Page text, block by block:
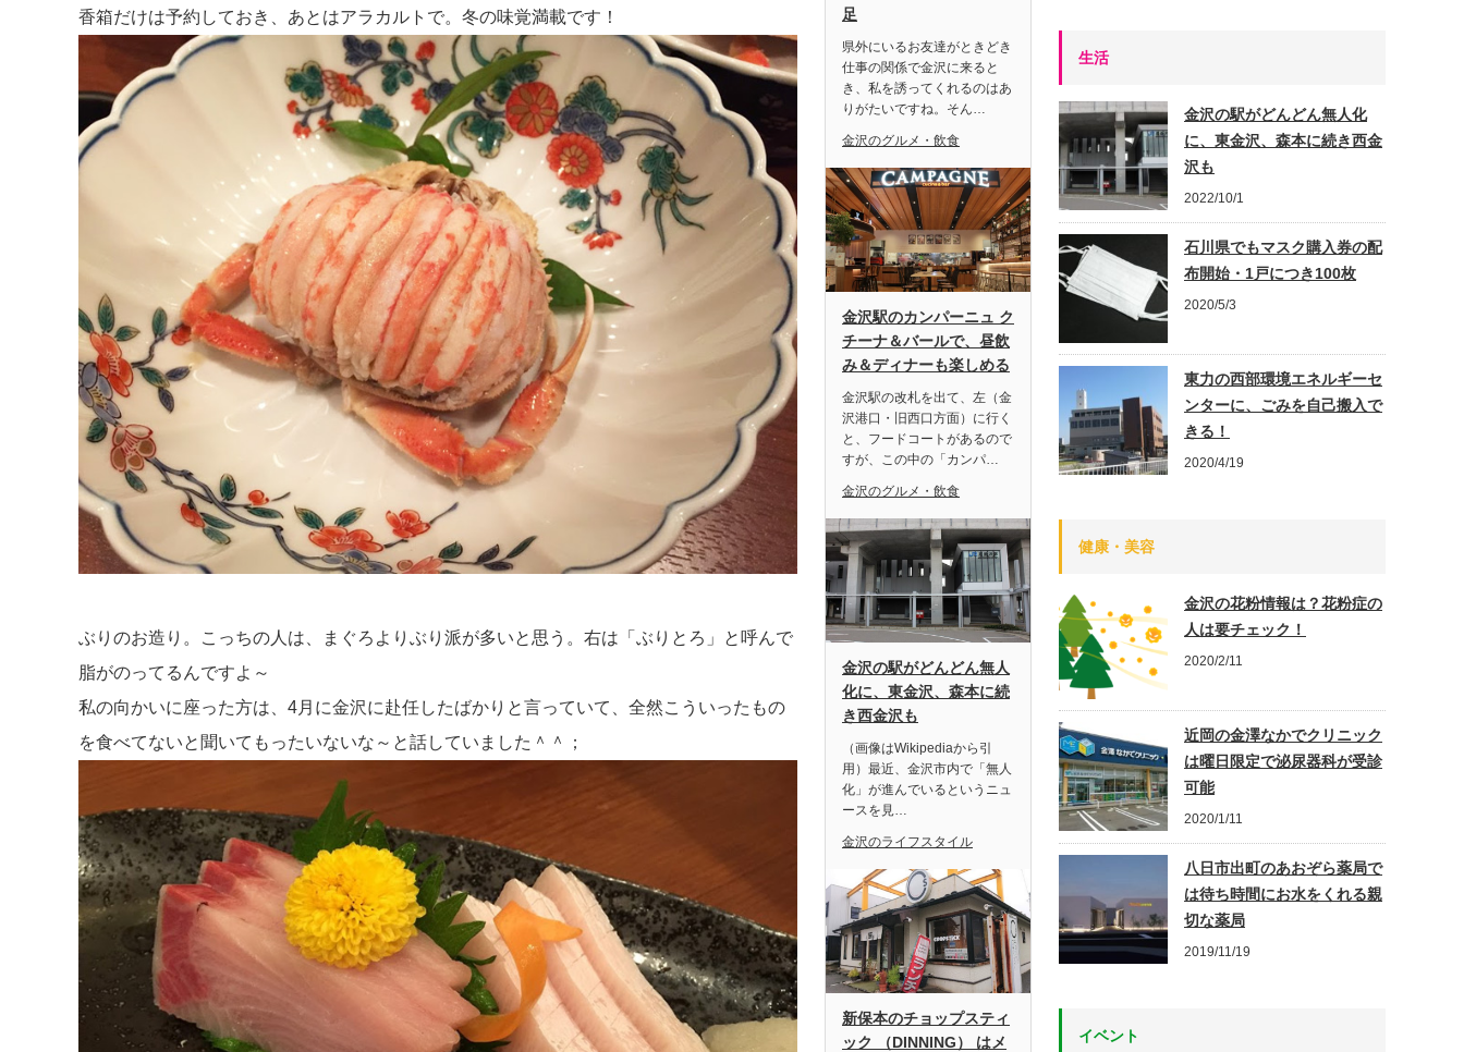
香箱だけは予約しておき、あとはアラカルトで。冬の味覚満載です！
ぶりのお造り。こっちの人は、まぐろよりぶり派が多いと思う。右は「ぶりとろ」と呼んで
脂がのってるんですよ～
私の向かいに座った方は、4月に金沢に赴任したばかりと言っていて、全然こういったもの
を食べてないと聞いてもったいないな～と話していました＾＾；
足
県外にいるお友達がときどき
仕事の関係で金沢に来ると
き、私を誘ってくれるのはあ
りがたいですね。そん…
金沢のグルメ・飲食
金沢駅のカンパーニュ ク
チーナ＆バールで、昼飲
み＆ディナーも楽しめる
金沢駅の改札を出て、左（金
沢港口・旧西口方面）に行く
と、フードコートがあるので
すが、この中の「カンパ…
金沢のグルメ・飲食
金沢の駅がどんどん無人
化に、東金沢、森本に続
き西金沢も
（画像はWikipediaから引
用）最近、金沢市内で「無人
化」が進んでいるというニュ
ースを見…
金沢のライフスタイル
新保本のチョップスティ
ック （DINNING） はメ
生活
金沢の駅がどんどん無人化
に、東金沢、森本に続き西金
沢も
2022/10/1
石川県でもマスク購入券の配
布開始・1戸につき100枚
2020/5/3
東力の西部環境エネルギーセ
ンターに、ごみを自己搬入で
きる！
2020/4/19
健康・美容
金沢の花粉情報は？花粉症の
人は要チェック！
2020/2/11
近岡の金澤なかでクリニック
は曜日限定で泌尿器科が受診
可能
2020/1/11
八日市出町のあおぞら薬局で
は待ち時間にお水をくれる親
切な薬局
2019/11/19
イベント